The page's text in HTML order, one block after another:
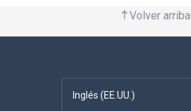
Volver arriba
Inglés (EE.UU.)